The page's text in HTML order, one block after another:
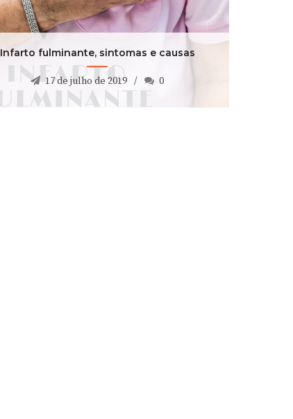
17 de julho de 2019
Infarto fulminante, sintomas e causas
17 de julho de 2019 0